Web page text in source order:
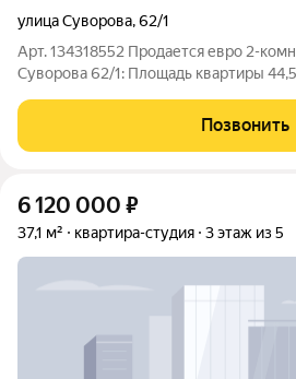
улица Суворова,62/1
Арт. 134318552 Продается евро 2-
Суворова 62/1: Площадь квартиры
батареи новые Окна ПВХ и выходят во
прихожая, что очень удобно
Позвонить
6 120 000 ₽
37,1 м² квартира-студия 3 этаж из 5